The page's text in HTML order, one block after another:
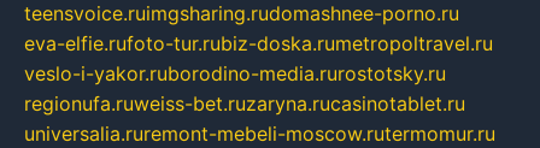
teensvoice.ruimgsharing.rudomashnee-porno.ru
eva-elfie.rufoto-tur.rubiz-doska.rumetropoltravel.ru
veslo-i-yakor.ruborodino-media.rurostotsky.ru
regionufa.ruweiss-bet.ruzaryna.rucasinotablet.ru
universalia.ruremont-mebeli-moscow.rutermomur.ru